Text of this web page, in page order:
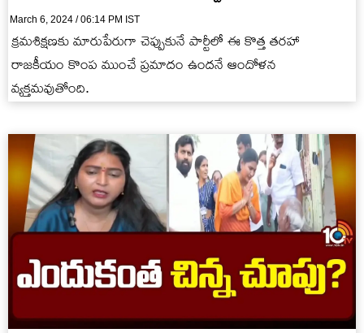
March 6, 2024 / 06:14 PM IST
క్రమశిక్షణకు మారుపేరుగా చెప్పుకునే పార్టీలో ఈ కొత్త తరహా
రాజకీయం కొంప ముంచే ప్రమాదం ఉందనే ఆందోళన
వ్యక్తమవుతోంది.